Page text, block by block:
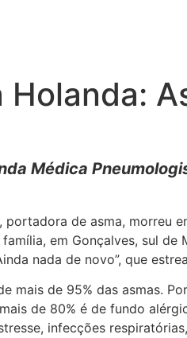
Médica
de asma, morreu
em Gonçalves, sul
nada de novo”, que
mais de 95% das asmas.
de 80% é de fundo
infecções